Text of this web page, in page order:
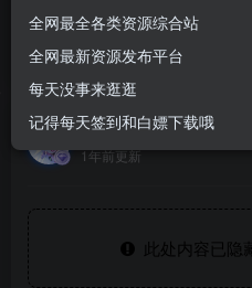
我才是小胡公主的宝贝！！！！
U酱！
1年前更新
此处内容已隐
全网最全各类资源综合站
全网最新资源发布平台
每天没事来逛逛
记得每天签到和白嫖下载哦